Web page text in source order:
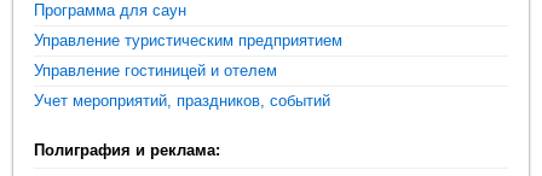
Программа для саун
Управление туристическим предприятием
Управление гостиницей и отелем
Учет мероприятий, праздников, событий
Полиграфия и реклама: